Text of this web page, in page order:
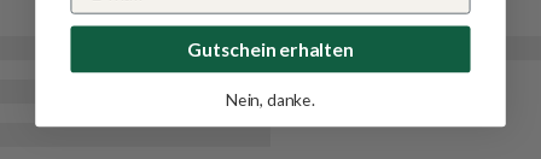
Gutschein erhalten
Nein, danke.